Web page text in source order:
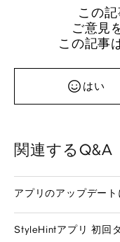
この記
ご意見
この記事
はい
関連するQ&A
アプリのアップデート
StyleHintアプリ 初回